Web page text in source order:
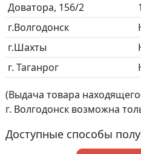
Доватора, 156/2
г.Волгодонск
г.Шахты
г. Таганрог
(Выдача товара
г. Волгодонск возможна
Доступные способы